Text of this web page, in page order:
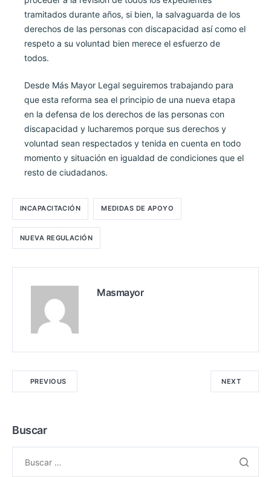
tramitados durante años, si bien, la salvaguarda de los
derechos de las personas con discapacidad así como el
respeto a su voluntad bien merece el esfuerzo de
todos.
Desde Más Mayor Legal seguiremos trabajando para
que esta reforma sea el principio de una nueva etapa
en la defensa de los derechos de las personas con
discapacidad y lucharemos porque sus derechos y
voluntad sean respectados y tenida en cuenta en todo
momento y situación en igualdad de condiciones que el
resto de ciudadanos.
INCAPACITACIÓN MEDIDAS DE APOYO
NUEVA REGULACIÓN
Masmayor
PREVIOUS NEXT
Buscar